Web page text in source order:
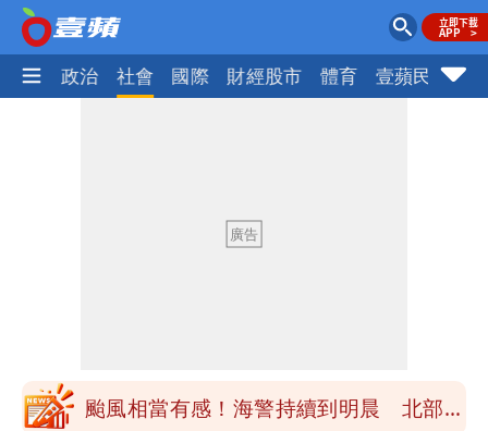
生活 政治 社會 國際 財經股市 體育 壹蘋民調
最新風雨預測！今天「9地區」達停班課
竹苗 雨襲12縣市
颱風相當有感！海警持續到明晨 北部風